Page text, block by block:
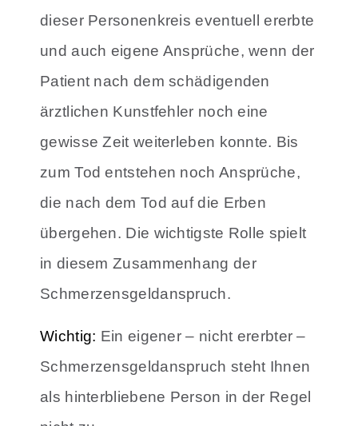
dieser Personenkreis eventuell ererbte
und auch eigene Ansprüche, wenn der
Patient nach dem schädigenden
ärztlichen Kunstfehler noch eine
gewisse Zeit weiterleben konnte. Bis
zum Tod entstehen noch Ansprüche,
die nach dem Tod auf die Erben
übergehen. Die wichtigste Rolle spielt
in diesem Zusammenhang der
Schmerzensgeldanspruch.
Wichtig: Ein eigener – nicht ererbter –
Schmerzensgeldanspruch steht Ihnen
als hinterbliebene Person in der Regel